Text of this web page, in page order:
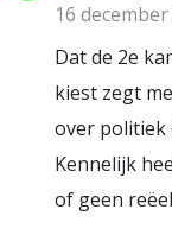
16
Dat de 2e
kiest zegt
over politiek
Kennelijk
of geen